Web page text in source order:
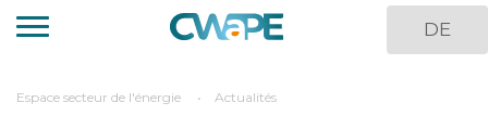
Aller
au
principal
DE
You
Espace secteur de l'énergie Actualités